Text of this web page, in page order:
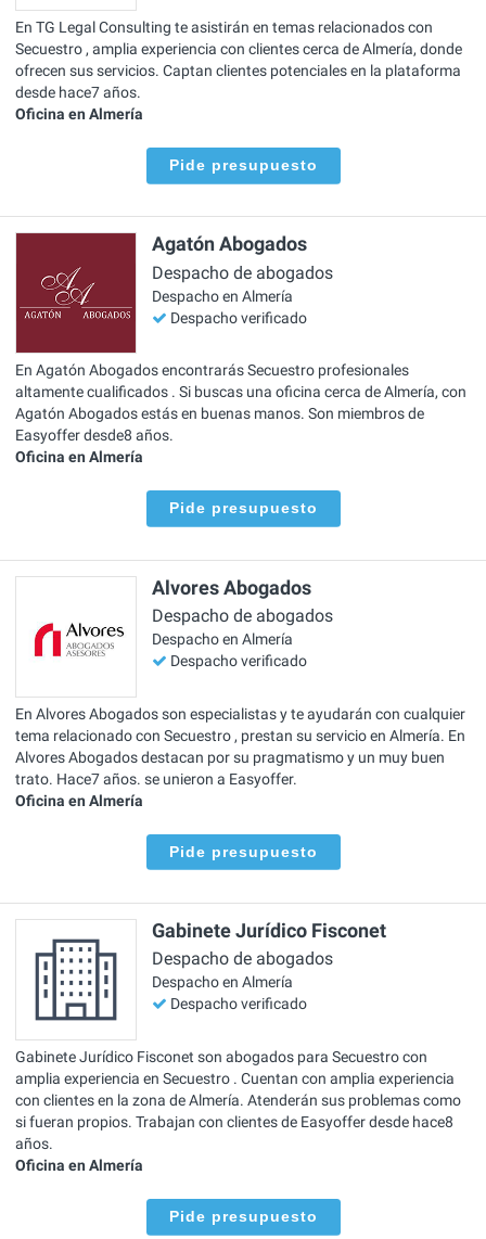
En TG Legal Consulting te asistirán en temas relacionados con
Secuestro , amplia experiencia con clientes cerca de Almería, donde
ofrecen sus servicios. Captan clientes potenciales en la plataforma
desde hace7 años.
Oficina en Almería
Pide presupuesto
Agatón Abogados
Despacho de abogados
Despacho en Almería
Despacho verificado
En Agatón Abogados encontrarás Secuestro profesionales
altamente cualificados . Si buscas una oficina cerca de Almería, con
Agatón Abogados estás en buenas manos. Son miembros de
Easyoffer desde8 años.
Oficina en Almería
Pide presupuesto
Alvores Abogados
Despacho de abogados
Despacho en Almería
Despacho verificado
En Alvores Abogados son especialistas y te ayudarán con cualquier
tema relacionado con Secuestro , prestan su servicio en Almería. En
Alvores Abogados destacan por su pragmatismo y un muy buen
trato. Hace7 años. se unieron a Easyoffer.
Oficina en Almería
Pide presupuesto
Gabinete Jurídico Fisconet
Despacho de abogados
Despacho en Almería
Despacho verificado
Gabinete Jurídico Fisconet son abogados para Secuestro con
amplia experiencia en Secuestro . Cuentan con amplia experiencia
con clientes en la zona de Almería. Atenderán sus problemas como
si fueran propios. Trabajan con clientes de Easyoffer desde hace8
años.
Oficina en Almería
Pide presupuesto